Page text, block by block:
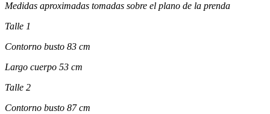
Medidas aproximadas tomadas sobre el plano de la prenda
Talle 1
Contorno busto 83 cm
Largo cuerpo 53 cm
Talle 2
Contorno busto 87 cm